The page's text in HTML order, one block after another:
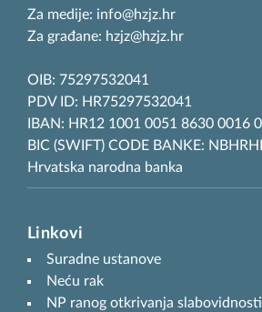
Za medije: info@hzjz.hr
Za građane: hzjz@hzjz.hr
OIB: 75297532041
PDV ID: HR75297532041
IBAN: HR12 1001 0051 8630 0016 0
BIC (SWIFT) CODE BANKE:
Hrvatska narodna banka
Linkovi
Suradne ustanove
Neću rak
NP ranog otkrivanja slabovidnosti